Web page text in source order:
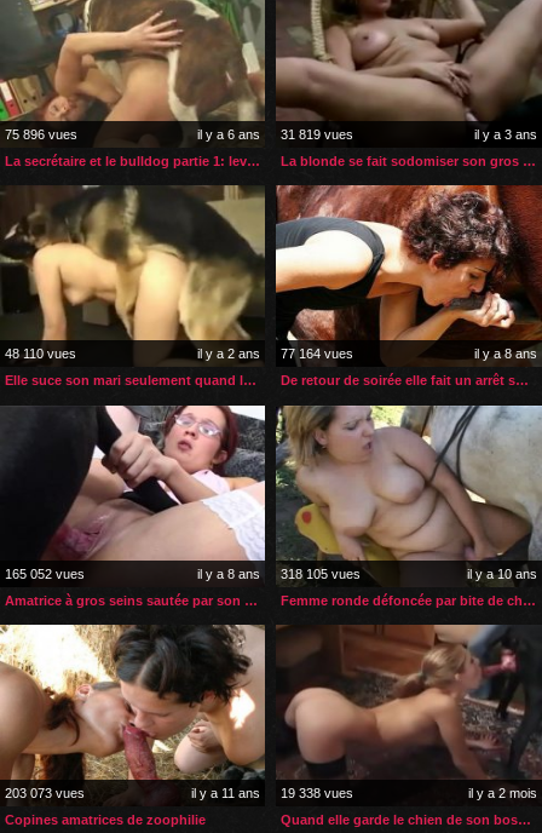
75 896 vues
il y a 6 ans
La secrétaire et le bulldog partie 1: levrette et pipe
31 819 vues
il y a 3 ans
La blonde se fait sodomiser son gros cul par son chien
48 110 vues
il y a 2 ans
Elle suce son mari seulement quand le chien la prend en levrette
77 164 vues
il y a 8 ans
De retour de soirée elle fait un arrêt sperme de cheval
165 052 vues
il y a 8 ans
Amatrice à gros seins sautée par son gros chien noir
318 105 vues
il y a 10 ans
Femme ronde défoncée par bite de cheval
203 073 vues
il y a 11 ans
Copines amatrices de zoophilie
19 338 vues
il y a 2 mois
Quand elle garde le chien de son boss elle lui sert de femelle